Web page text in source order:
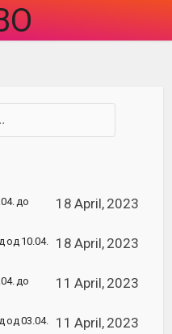
18 April, 2023
до
18 April, 2023
од 10.04.
11 April, 2023
до
11 April, 2023
од 03.04.